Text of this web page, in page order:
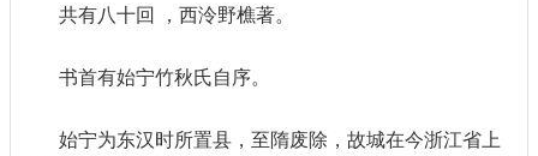
共有八十回 ，西泠野樵著。
书首有始宁竹秋氏自序。
始宁为东汉时所置县，至隋废除，故城在今浙江省上